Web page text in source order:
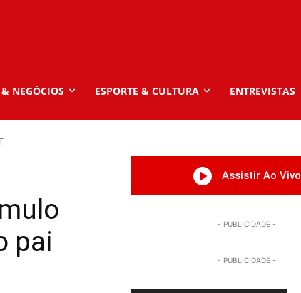
NEGÓCIOS ESPORTE & CULTURA ENTREVISTAS
pai
Assistir Ao Vivo
- PUBLICIDADE -
- PUBLICIDADE -